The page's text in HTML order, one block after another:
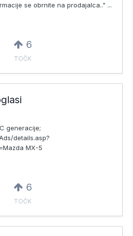
se obrnite na prodajalca.." ...
6
TOČK
generacije;
details.asp?
MX-5
6
TOČK